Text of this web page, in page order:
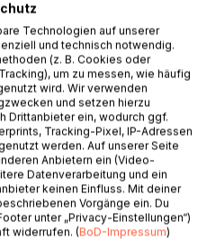
"Konsequente Liebe -
die für den Autor
Er beschreibt
er als Sohn, Vater, Lehrer
Liebe (Teil A) ist das
Ausgangspunkt der
B) sind die Zehn Gebote.
Technologien auf unserer
und technisch notwendig.
(z. B. Cookies oder
um zu messen, wie häufig
wird. Wir verwenden
und setzen hierzu
Drittanbieter ein, wodurch ggf.
Tracking-Pixel, IP-Adressen
werden. Auf unserer Seite
Anbietern ein (Video-
Datenverarbeitung und ein
keinen Einfluss. Mit deiner
Vorgänge ein. Du
unter „Privacy-Einstellungen“)
widerrufen. (BoD-Impressum)